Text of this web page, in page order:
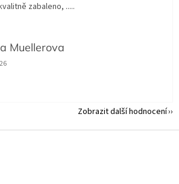
zabaleno, .....
Muellerova
obchodu je 5 z 5 hvězdiček.
Zobrazit další hodnocení